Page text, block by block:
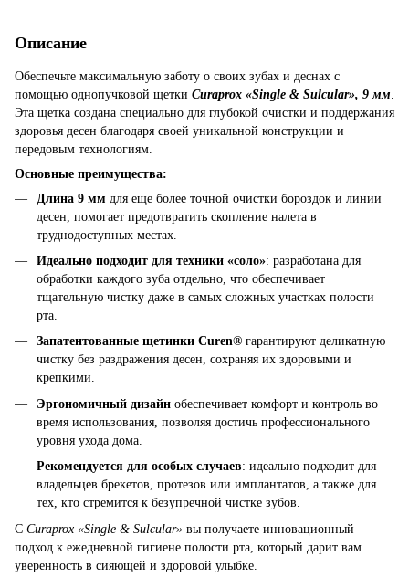
Описание
Обеспечьте максимальную заботу о своих зубах и деснах с
помощью однопучковой щетки Curaprox «Single & Sulcular», 9 мм
Эта щетка создана специально для глубокой очистки и поддержания
здоровья десен благодаря своей уникальной конструкции и
передовым технологиям.
Основные преимущества:
Длина 9 мм для еще более точной очистки бороздок и линии
десен, помогает предотвратить скопление налета в
труднодоступных местах.
Идеально подходит для техники «соло»: разработана для
обработки каждого зуба отдельно, что обеспечивает
тщательную чистку даже в самых сложных участках полости
рта.
Запатентованные щетинки Curen® гарантируют деликатную
чистку без раздражения десен, сохраняя их здоровыми и
крепкими.
Эргономичный дизайн обеспечивает комфорт и контроль во
время использования, позволяя достичь профессионального
уровня ухода дома.
Рекомендуется для особых случаев: идеально подходит для
владельцев брекетов, протезов или имплантатов, а также для
тех, кто стремится к безупречной чистке зубов.
С Curaprox «Single & Sulcular» вы получаете инновационный
подход к ежедневной гигиене полости рта, который дарит вам
уверенность в сияющей и здоровой улыбке.